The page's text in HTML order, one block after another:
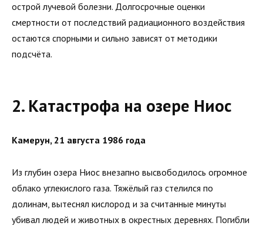
острой лучевой болезни. Долгосрочные оценки
смертности от последствий радиационного воздействия
остаются спорными и сильно зависят от методики
подсчёта.
2. Катастрофа на озере Ниос
Камерун, 21 августа 1986 года
Из глубин озера Ниос внезапно высвободилось огромное
облако углекислого газа. Тяжёлый газ стелился по
долинам, вытеснял кислород и за считанные минуты
убивал людей и животных в окрестных деревнях. Погибли